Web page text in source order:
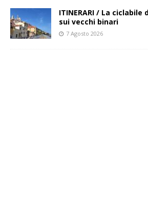
ITINERARI / La
sui vecchi binari
7 Agosto 2026